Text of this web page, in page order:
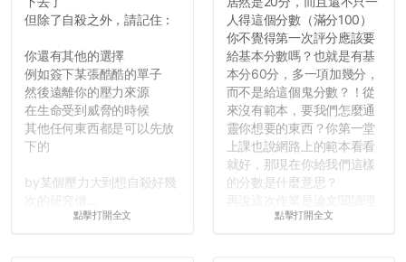
但除了自殺之外，請記住：
你還有其他的選擇
例如簽下某張酷酷的單子
然後遠離你的壓力來源
在生命受到威脅的時候
其他任何東西都是可以先放
下的
by某個壓力大到想自殺好幾
點擊打開全文
人得這個分數（滿分100）
你不覺得第一次評分應該要
給基本分數嗎？也就是有基
本分60分，多一項加幾分，
而不是給這個鬼分數？！從
來沒有範本，要我們怎麼通
靈你想要的東西？你第一堂
上課也說網路上的範本看看
就好，那現在你給我們這樣
的分數是什麼意思？
解與評論，既然已經寫下實
點擊打開全文